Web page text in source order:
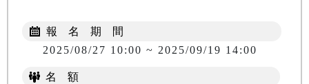
報 名 期 間
2025/08/27 10:00 ~ 2025/09/19 14:00
名 額